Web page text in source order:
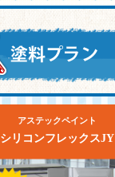
アステックペイント
シリコンフレックスJY